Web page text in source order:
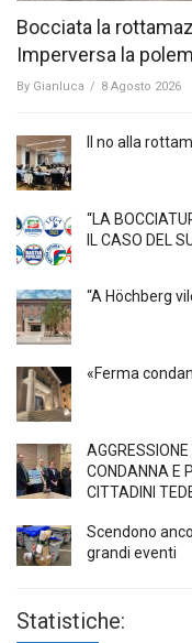
Bocciata la
Imperversa la
By Gianluca / 8 Agosto 2026
Il no alla
“LA
IL CASO DEL
“A Höchberg
«Ferma
CONDANNA E
CITTADINI
Scendono
grandi eventi
Statistiche: